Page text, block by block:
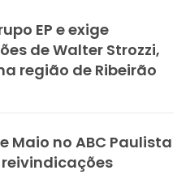
EP e exige
de Walter Strozzi,
região de Ribeirão
Maio no ABC Paulista